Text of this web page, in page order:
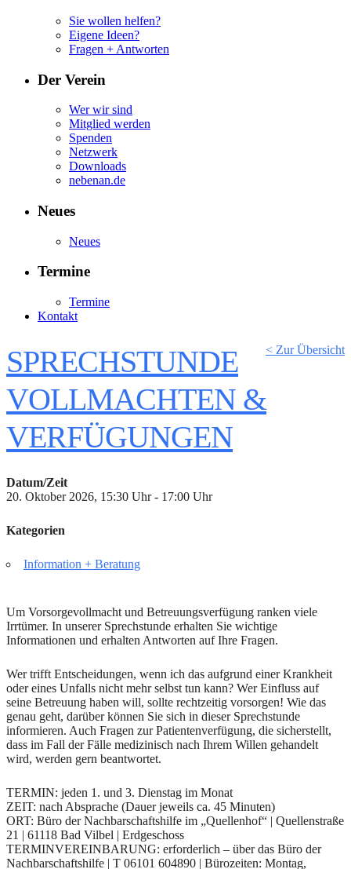
Sie wollen helfen?
Eigene Ideen?
Fragen + Antworten
Der Verein
Wer wir sind
Mitglied werden
Spenden
Netzwerk
Downloads
nebenan.de
Neues
Neues
Termine
Termine
Kontakt
< Zur Übersicht
SPRECHSTUNDE
VOLLMACHTEN &
VERFÜGUNGEN
Datum/Zeit
20. Oktober 2026, 15:30 Uhr - 17:00 Uhr
Kategorien
Information + Beratung
Um Vorsorgevollmacht und Betreuungsverfügung ranken viele
Irrtümer. In unserer Sprechstunde erhalten Sie wichtige
Informationen und erhalten Antworten auf Ihre Fragen.
Wer trifft Entscheidungen, wenn ich das aufgrund einer Krankheit
oder eines Unfalls nicht mehr selbst tun kann? Wer Einfluss auf
seine Betreuung haben will, sollte rechtzeitig vorsorgen! Wie das
genau geht, darüber können Sie sich in dieser Sprechstunde
informieren. Auch Fragen zur Patientenverfügung, die sicherstellt,
dass im Fall der Fälle medizinisch nach Ihrem Willen gehandelt
wird, werden gern beantwortet.
TERMIN: jeden 1. und 3. Dienstag im Monat
ZEIT: nach Absprache (Dauer jeweils ca. 45 Minuten)
ORT: Büro der Nachbarschaftshilfe im „Quellenhof“ | Quellenstraße
21 | 61118 Bad Vilbel | Erdgeschoss
TERMINVEREINBARUNG: erforderlich – über das Büro der
Nachbarschaftshilfe | T 06101 604890 | Bürozeiten: Montag,